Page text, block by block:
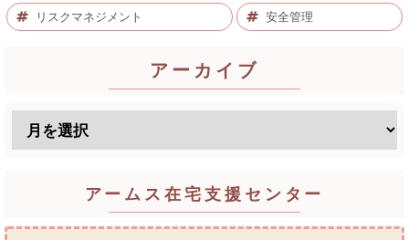
リスクマネジメント 安全管理
アーカイブ
アームス在宅支援センター